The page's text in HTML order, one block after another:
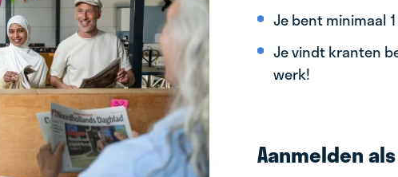
Je bent minimaal
Je vindt kranten
werk!
Aanmelden